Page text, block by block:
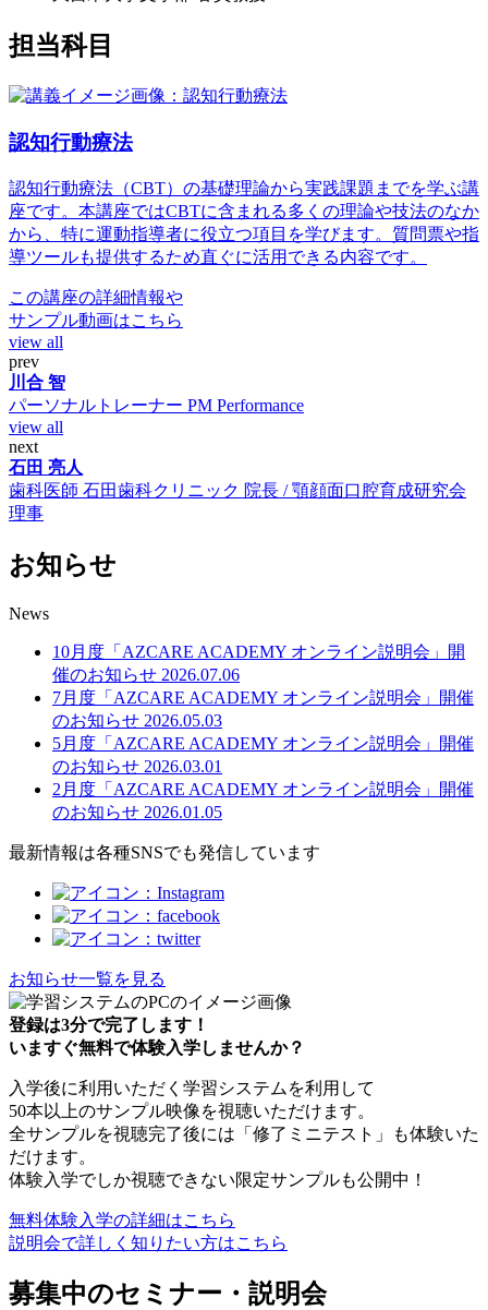
担当科目
認知行動療法
認知行動療法（CBT）の基礎理論から実践課題までを学ぶ講
座です。本講座ではCBTに含まれる多くの理論や技法のなか
から、特に運動指導者に役立つ項目を学びます。質問票や指
導ツールも提供するため直ぐに活用できる内容です。
この講座の詳細情報や
サンプル動画はこちら
view all
prev
川合 智
パーソナルトレーナー PM Performance
view all
next
石田 亮人
歯科医師 石田歯科クリニック 院長 / 顎顔面口腔育成研究会
理事
お知らせ
News
10月度「AZCARE ACADEMY オンライン説明会」開
催のお知らせ 2026.07.06
7月度「AZCARE ACADEMY オンライン説明会」開催
のお知らせ 2026.05.03
5月度「AZCARE ACADEMY オンライン説明会」開催
のお知らせ 2026.03.01
2月度「AZCARE ACADEMY オンライン説明会」開催
のお知らせ 2026.01.05
最新情報は各種SNSでも発信しています
お知らせ一覧を見る
登録は3分で完了します！
いますぐ無料で体験入学しませんか？
入学後に利用いただく学習システムを利用して
50本以上のサンプル映像を視聴いただけます。
全サンプルを視聴完了後には「修了ミニテスト」も体験いた
だけます。
体験入学でしか視聴できない限定サンプルも公開中！
無料体験入学の詳細はこちら
説明会で詳しく知りたい方はこちら
募集中のセミナー・説明会